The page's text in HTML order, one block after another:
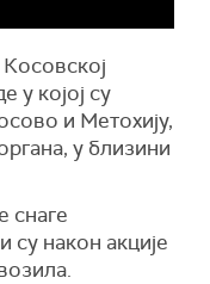
међународном
партнерство"
у Приштини.
у којој су
и Метохију,
у близини
снаге
су након акције